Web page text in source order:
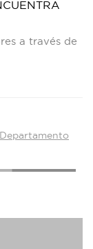
a través de